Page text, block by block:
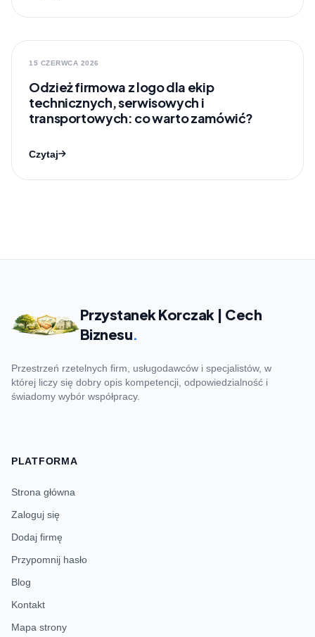
15 CZERWCA 2026
Odzież firmowa z logo dla ekip
technicznych, serwisowych i
transportowych: co warto zamówić?
Czytaj
Przystanek Korczak | Cech
Biznesu.
Przestrzeń rzetelnych firm, usługodawców i specjalistów, w
której liczy się dobry opis kompetencji, odpowiedzialność i
świadomy wybór współpracy.
PLATFORMA
Strona główna
Zaloguj się
Dodaj firmę
Przypomnij hasło
Blog
Kontakt
Mapa strony